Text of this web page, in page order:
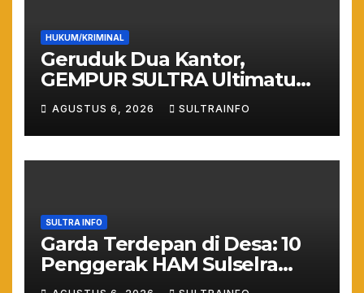
HUKUM/KRIMINAL
Geruduk Dua Kantor,
GEMPUR SULTRA Ultimatum
Keras: Lahan Puuwatu Siap
Diduduki Jika Tak Ada
Kepastian Hukum
AGUSTUS 6, 2026 SULTRAINFO
SULTRA INFO
Garda Terdepan di Desa: 10
Penggerak HAM Sulselra
Resmi Bertugas Mengawal